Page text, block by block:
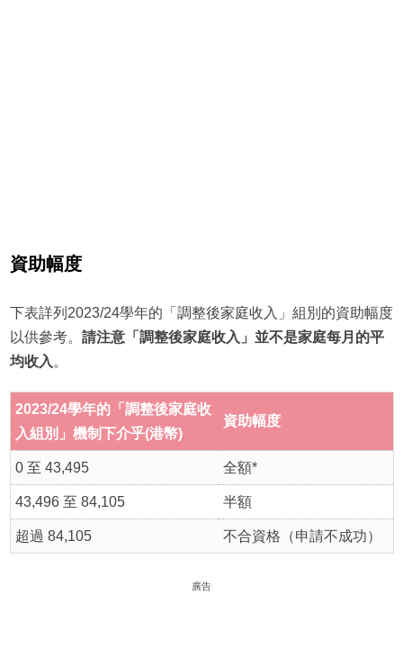
資助幅度
下表詳列2023/24學年的「調整後家庭收入」組別的資助幅度
以供參考。 請注意「調整後家庭收入」並不是家庭每月的平
均收入 。
2023/24學年的「調整後家庭收
入組別」機制下介乎(港幣)
資助幅度
0 至 43,495 全額*
43,496 至 84,105 半額
超過 84,105 不合資格（申請不成功）
廣告